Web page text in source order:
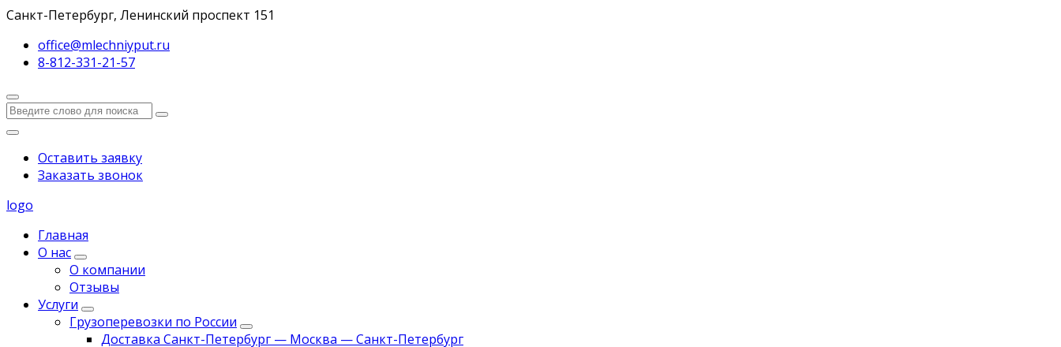
Санкт-Петербург, Ленинский проспект 151
office@mlechniyput.ru
8-812-331-21-57
Оставить заявку
Заказать звонок
logo
Главная
О нас
О компании
Отзывы
Услуги
Грузоперевозки по России
Доставка Санкт-Петербург — Москва — Санкт-Петербург